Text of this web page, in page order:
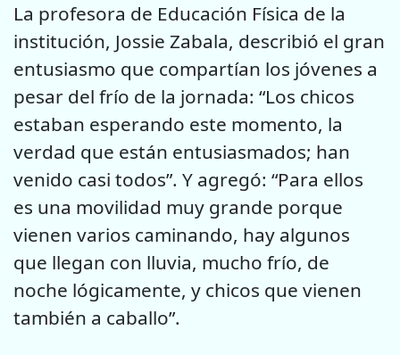
La profesora de Educación Física de la
institución, Jossie Zabala, describió el gran
entusiasmo que compartían los jóvenes a
pesar del frío de la jornada: “Los chicos
estaban esperando este momento, la
verdad que están entusiasmados; han
venido casi todos”. Y agregó: “Para ellos
es una movilidad muy grande porque
vienen varios caminando, hay algunos
que llegan con lluvia, mucho frío, de
noche lógicamente, y chicos que vienen
también a caballo”.